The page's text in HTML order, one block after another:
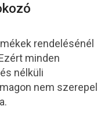
rendelésénél
minden
nélküli
nem szerepel